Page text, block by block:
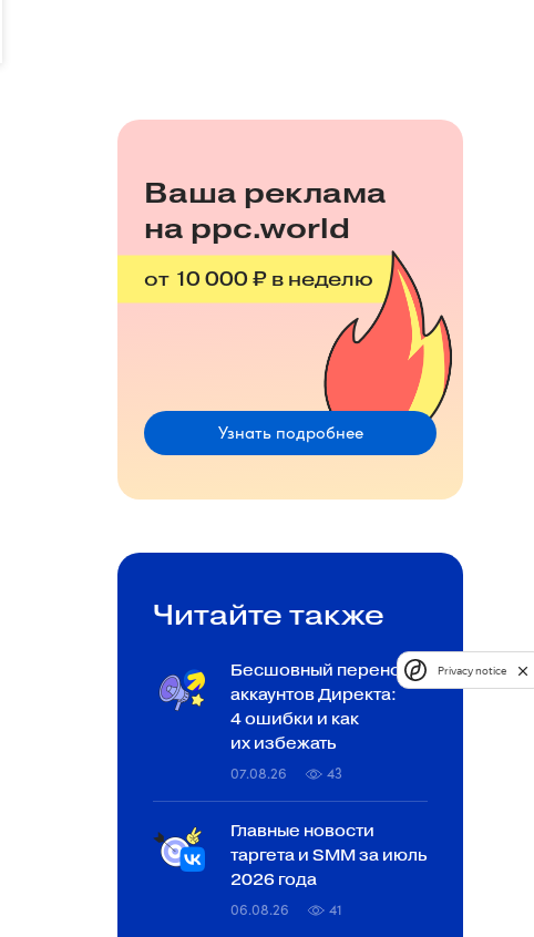
Ваша реклама
на ppc.world
от 10 000 ₽ в неделю
Узнать подробнее
Читайте также
Бесшовный перенос
аккаунтов Директа:
4 ошибки и как
их избежать
07.08.26 43
Главные новости
таргета и SMM за июль
2026 года
06.08.26 41
Privacy notice